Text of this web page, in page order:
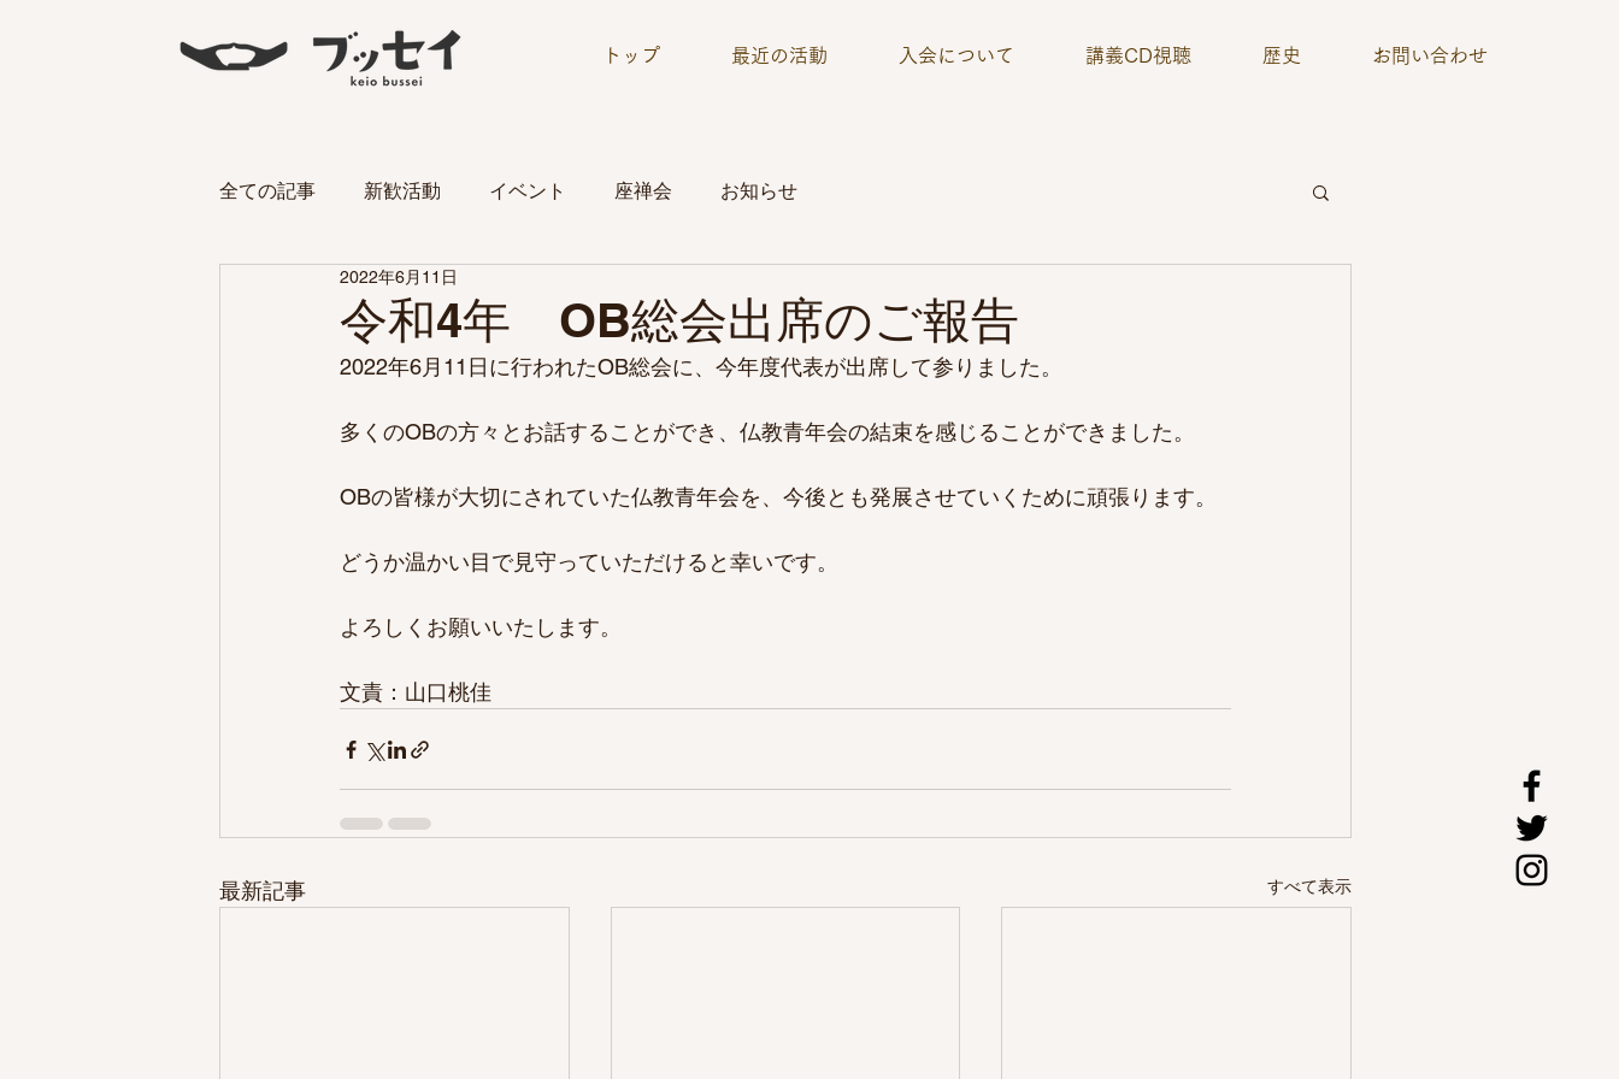
トップ 最近の活動 入会について 講義CD視聴 歴史 お問い合わせ
全ての記事 新歓活動 イベント 座禅会 お知らせ
令和4年 OB総会出席のご報告
2022年6月11日
2022年6月11日に行われたOB総会に、今年度代表が出席して参りました。
多くのOBの方々とお話することができ、仏教青年会の結束を感じることができました。
OBの皆様が大切にされていた仏教青年会を、今後とも発展させていくために頑張ります。
どうか温かい目で見守っていただけると幸いです。
よろしくお願いいたします。
文責：山口桃佳
最新記事 すべて表示